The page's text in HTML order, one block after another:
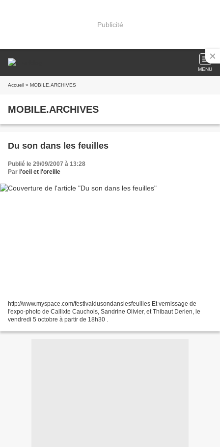
Publicité
MENU
Accueil » MOBILE.ARCHIVES
MOBILE.ARCHIVES
Du son dans les feuilles
Publié le 29/09/2007 à 13:28
Par l'oeil et l'oreille
http://www.myspace.com/festivaldusondanslesfeuilles Et vernissage de
l'expo-photo de Callixte Cauchois, Sandrine Olivier, et Thibaut Derien, le
vendredi 5 octobre à partir de 18h30 .